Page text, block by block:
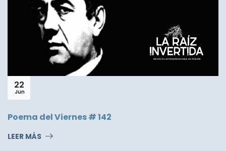
14. Un Árbol sin hojas que